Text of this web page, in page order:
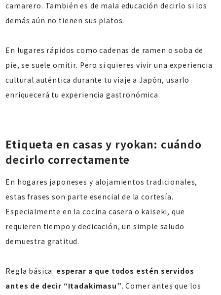
camarero. También es de mala educación decirlo si los
demás aún no tienen sus platos.
En lugares rápidos como cadenas de ramen o soba de
pie, se suele omitir. Pero si quieres vivir una experiencia
cultural auténtica durante tu viaje a Japón, usarlo
enriquecerá tu experiencia gastronómica.
Etiqueta en casas y ryokan: cuándo
decirlo correctamente
En hogares japoneses y alojamientos tradicionales,
estas frases son parte esencial de la cortesía.
Especialmente en la cocina casera o kaiseki, que
requieren tiempo y dedicación, un simple saludo
demuestra gratitud.
Regla básica: esperar a que todos estén servidos
antes de decir “Itadakimasu”. Comer antes que los